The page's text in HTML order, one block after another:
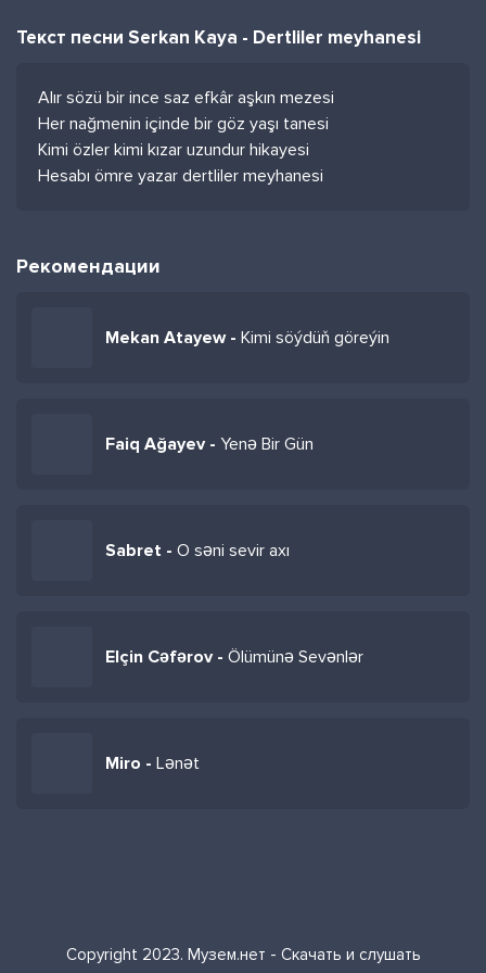
Текст песни Serkan Kaya - Dertliler meyhanesi
Alır sözü bir ince saz efkâr aşkın mezesi
Her nağmenin içinde bir göz yaşı tanesi
Kimi özler kimi kızar uzundur hikayesi
Hesabı ömre yazar dertliler meyhanesi
Рекомендации
Mekan Atayew - Kimi söýdüň göreýin
Faiq Ağayev - Yenə Bir Gün
Sabret - O səni sevir axı
Elçin Cəfərov - Ölümünə Sevənlər
Miro - Lənət
Copyright 2023. Музем.нет - Скачать и слушать